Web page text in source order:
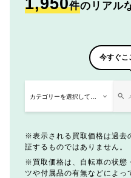
件のリアル
今すぐこ
表示される買取価格は過去
証するものではありません。
買取価格は、自転車の状態
ツや付属品の有無などによっ